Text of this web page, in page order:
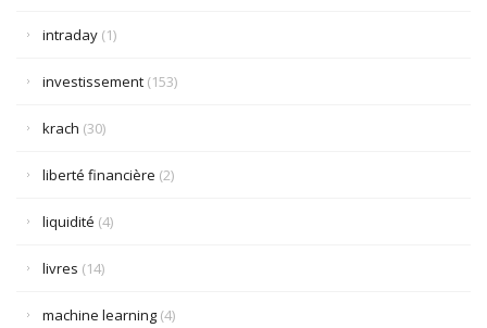
intraday (1)
investissement (153)
krach (30)
liberté financière (2)
liquidité (4)
livres (14)
machine learning (4)